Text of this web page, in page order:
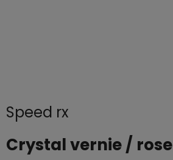
Speed rx
Crystal vernie / rose